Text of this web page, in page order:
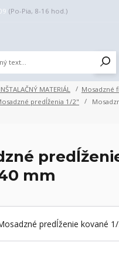
(Po-Pia, 8-16 hod.)
MATERIÁL Mosadzné
predĺženia 1/2"
mm